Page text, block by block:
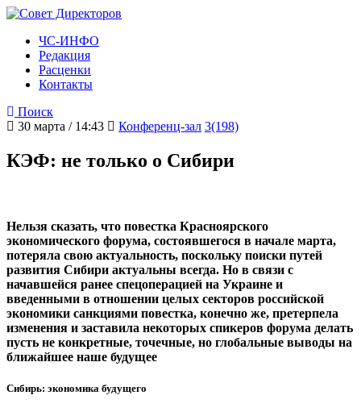
ЧС-ИНФО
Редакция
Расценки
Контакты
Поиск
30 марта / 14:43
Конференц-зал 3(198)
КЭФ: не только о Сибири
Нельзя сказать, что повестка Красноярского
экономического форума, состоявшегося в начале марта,
потеряла свою актуальность, поскольку поиски путей
развития Сибири актуальны всегда. Но в связи с
начавшейся ранее спецоперацией на Украине и
введенными в отношении целых секторов российской
экономики санкциями повестка, конечно же, претерпела
изменения и заставила некоторых спикеров форума делать
пусть не конкретные, точечные, но глобальные выводы на
ближайшее наше будущее
Сибирь: экономика будущего